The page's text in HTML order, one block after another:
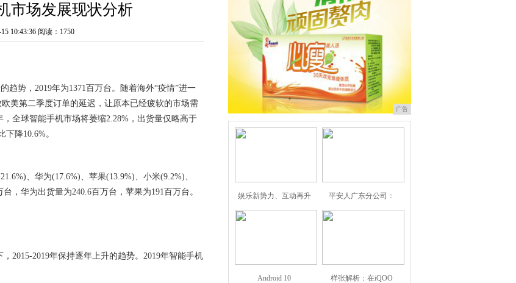
市场发展现状分析
10:43:36 阅读：1750
趋势，2019年为1371百万台。随着海外“疫情”进一
美第二季度订单的延迟，让原本已经疲软的市场需
全球智能手机市场将萎缩2.28%，出货量仅略高于
降10.6%。
、华为(17.6%)、苹果(13.9%)、小米(9.2%)、
，华为出货量为240.6百万台，苹果为191百万台。
2015-2019年保持逐年上升的趋势。2019年智能手机
广告
娱乐新势力、互动再升 平安人广东分公司：
Android 10 样张解析：在iQOO